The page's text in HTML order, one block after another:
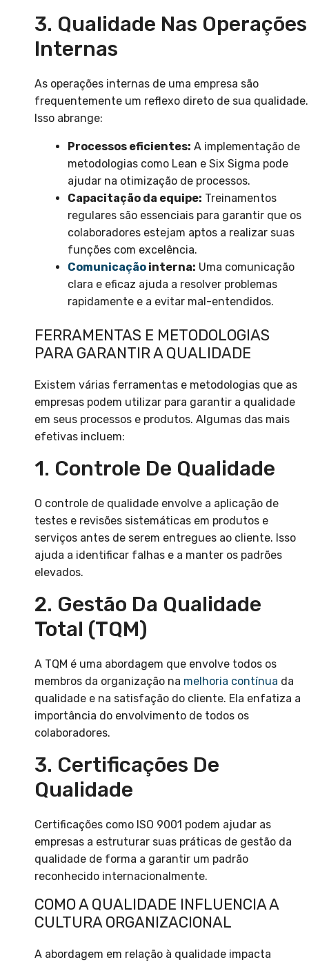
3. Qualidade Nas Operações
Internas
As operações internas de uma empresa são
frequentemente um reflexo direto de sua qualidade.
Isso abrange:
Processos eficientes: A implementação de
metodologias como Lean e Six Sigma pode
ajudar na otimização de processos.
Capacitação da equipe: Treinamentos
regulares são essenciais para garantir que os
colaboradores estejam aptos a realizar suas
funções com excelência.
Comunicação interna: Uma comunicação
clara e eficaz ajuda a resolver problemas
rapidamente e a evitar mal-entendidos.
FERRAMENTAS E METODOLOGIAS
PARA GARANTIR A QUALIDADE
Existem várias ferramentas e metodologias que as
empresas podem utilizar para garantir a qualidade
em seus processos e produtos. Algumas das mais
efetivas incluem:
1. Controle De Qualidade
O controle de qualidade envolve a aplicação de
testes e revisões sistemáticas em produtos e
serviços antes de serem entregues ao cliente. Isso
ajuda a identificar falhas e a manter os padrões
elevados.
2. Gestão Da Qualidade
Total (TQM)
A TQM é uma abordagem que envolve todos os
membros da organização na melhoria contínua da
qualidade e na satisfação do cliente. Ela enfatiza a
importância do envolvimento de todos os
colaboradores.
3. Certificações De
Qualidade
Certificações como ISO 9001 podem ajudar as
empresas a estruturar suas práticas de gestão da
qualidade de forma a garantir um padrão
reconhecido internacionalmente.
COMO A QUALIDADE INFLUENCIA A
CULTURA ORGANIZACIONAL
A abordagem em relação à qualidade impacta